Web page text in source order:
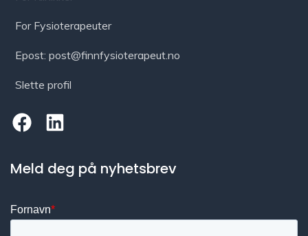
For Fysioterapeuter
Epost: post@finnfysioterapeut.no
Slette profil
Meld deg på nyhetsbrev